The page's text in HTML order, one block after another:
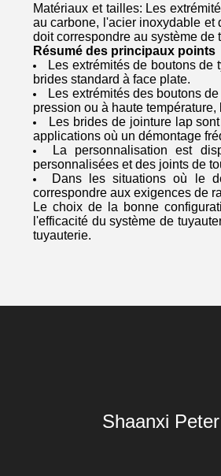
Matériaux et tailles: Les
au carbone, l'acier inoxydable et
doit correspondre au système
Résumé des principaux points
Les extrémités de boutons
brides standard à face plate.
Les extrémités des boutons
pression ou à haute
Les brides de jointure lap
applications où un démontage
La personnalisation est
personnalisées et des joints de
Dans les situations où le
correspondre aux exigences de
Le choix de la bonne
l'efficacité du système de
tuyauterie.
Shaanxi